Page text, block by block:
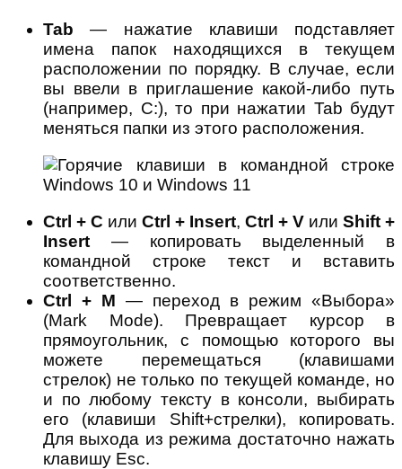
Tab — нажатие клавиши подставляет
имена папок находящихся в текущем
расположении по порядку. В случае, если
вы ввели в приглашение какой-либо путь
(например, C:), то при нажатии Tab будут
меняться папки из этого расположения.
Ctrl + C или Ctrl + Insert, Ctrl + V или Shift +
Insert — копировать выделенный в
командной строке текст и вставить
соответственно.
Ctrl + M — переход в режим «Выбора»
(Mark Mode). Превращает курсор в
прямоугольник, с помощью которого вы
можете перемещаться (клавишами
стрелок) не только по текущей команде, но
и по любому тексту в консоли, выбирать
его (клавиши Shift+стрелки), копировать.
Для выхода из режима достаточно нажать
клавишу Esc.